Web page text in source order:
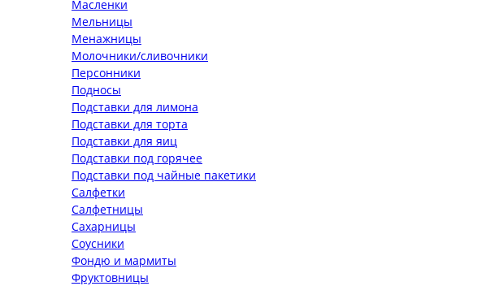
Масленки
Мельницы
Менажницы
Молочники/сливочники
Персонники
Подносы
Подставки для лимона
Подставки для торта
Подставки для яиц
Подставки под горячее
Подставки под чайные пакетики
Салфетки
Салфетницы
Сахарницы
Соусники
Фондю и мармиты
Фруктовницы